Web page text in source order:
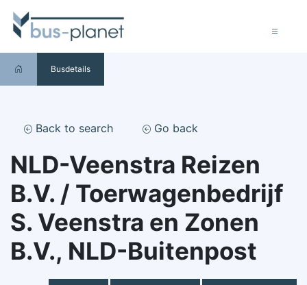
Busdetails
Back to search Go back
NLD-Veenstra Reizen
B.V. / Toerwagenbedrijf
S. Veenstra en Zonen
B.V., NLD-Buitenpost